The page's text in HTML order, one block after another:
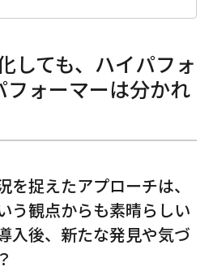
しても、ハイパフォ
フォーマーは分かれ
を捉えたアプローチは、
う観点からも素晴らしい
入後、新たな発見や気づ